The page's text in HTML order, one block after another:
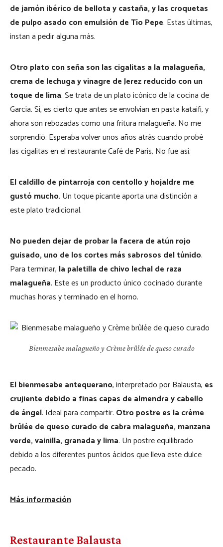
de jamón ibérico de bellota y castaña, y las croquetas
de pulpo asado con emulsión de Tío Pepe. Estas últimas,
instan a pedir alguna más.
Otro plato con seña son las cigalitas a la malagueña,
crema de lechuga y vinagre de Jerez reducido con un
toque de lima. Se trata de un plato icónico de la cocina de
García. Sí, es cierto que antes se envolvían en pasta kataifi, y
ahora son rebozadas como una fritura malagueña. No me
sorprendió. Esperaba volver unos años atrás cuando probé
las cigalitas en el restaurante Café de París. No fue así.
El caldillo de pintarroja con centollo y hojaldre me
gustó mucho. Un toque picante aporta una distinción a
este plato tradicional.
No pueden dejar de probar la facera de atún rojo
guisado, uno de los cortes más sabrosos del túnido.
Para terminar, la paletilla de chivo lechal de raza
malagueña. Este es un producto único cocinado durante
muchas horas y terminado en el horno.
Bienmesabe malagueño y Crème brûlée de queso curado
El bienmesabe antequerano, interpretado por Balausta, es
crujiente debido a finas capas de almendra y cabello
de ángel. Ideal para compartir. Otro postre es la crème
brûlée de queso curado de cabra malagueña, manzana
verde, vainilla, granada y lima. Un postre equilibrado
debido a los diferentes puntos ácidos que lleva este dulce
pecado.
Más información
Restaurante Balausta